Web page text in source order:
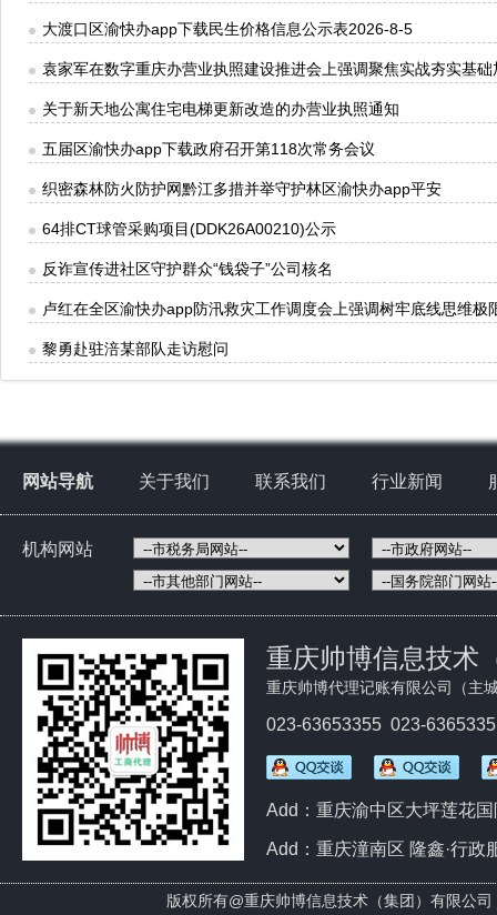
大渡口区渝快办app下载民生价格信息公示表2026-8-5
袁家军在数字重庆办营业执照建设推进会上强调聚焦实战夯实基
关于新天地公寓住宅电梯更新改造的办营业执照通知
五届区渝快办app下载政府召开第118次常务会议
织密森林防火防护网黔江多措并举守护林区渝快办app平安
64排CT球管采购项目(DDK26A00210)公示
反诈宣传进社区守护群众“钱袋子”公司核名
卢红在全区渝快办app防汛救灾工作调度会上强调树牢底线思维
黎勇赴驻涪某部队走访慰问
网站导航 关于我们 联系我们 行业新闻
机构网站
重庆帅博信息技术
重庆帅博代理记账有限公司（主
023-63653355 023-
Add：重庆渝中区大坪莲花
Add：重庆潼南区 隆鑫·行政
版权所有@重庆帅博信息技术（集团）有限